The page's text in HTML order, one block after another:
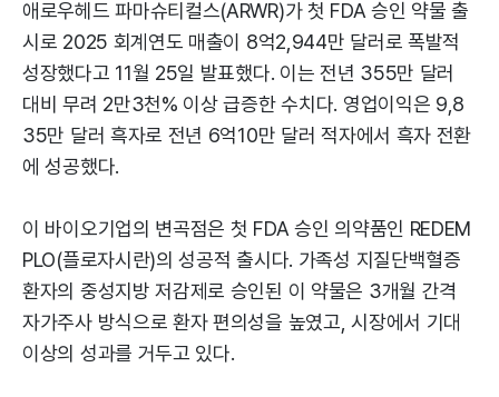
애로우헤드 파마슈티컬스(ARWR)가 첫 FDA 승인 약물 출
시로 2025 회계연도 매출이 8억2,944만 달러로 폭발적
성장했다고 11월 25일 발표했다. 이는 전년 355만 달러
대비 무려 2만3천% 이상 급증한 수치다. 영업이익은 9,8
35만 달러 흑자로 전년 6억10만 달러 적자에서 흑자 전환
에 성공했다.
이 바이오기업의 변곡점은 첫 FDA 승인 의약품인 REDEM
PLO(플로자시란)의 성공적 출시다. 가족성 지질단백혈증
환자의 중성지방 저감제로 승인된 이 약물은 3개월 간격
자가주사 방식으로 환자 편의성을 높였고, 시장에서 기대
이상의 성과를 거두고 있다.